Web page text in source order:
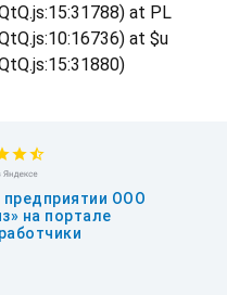
at PL
at $u